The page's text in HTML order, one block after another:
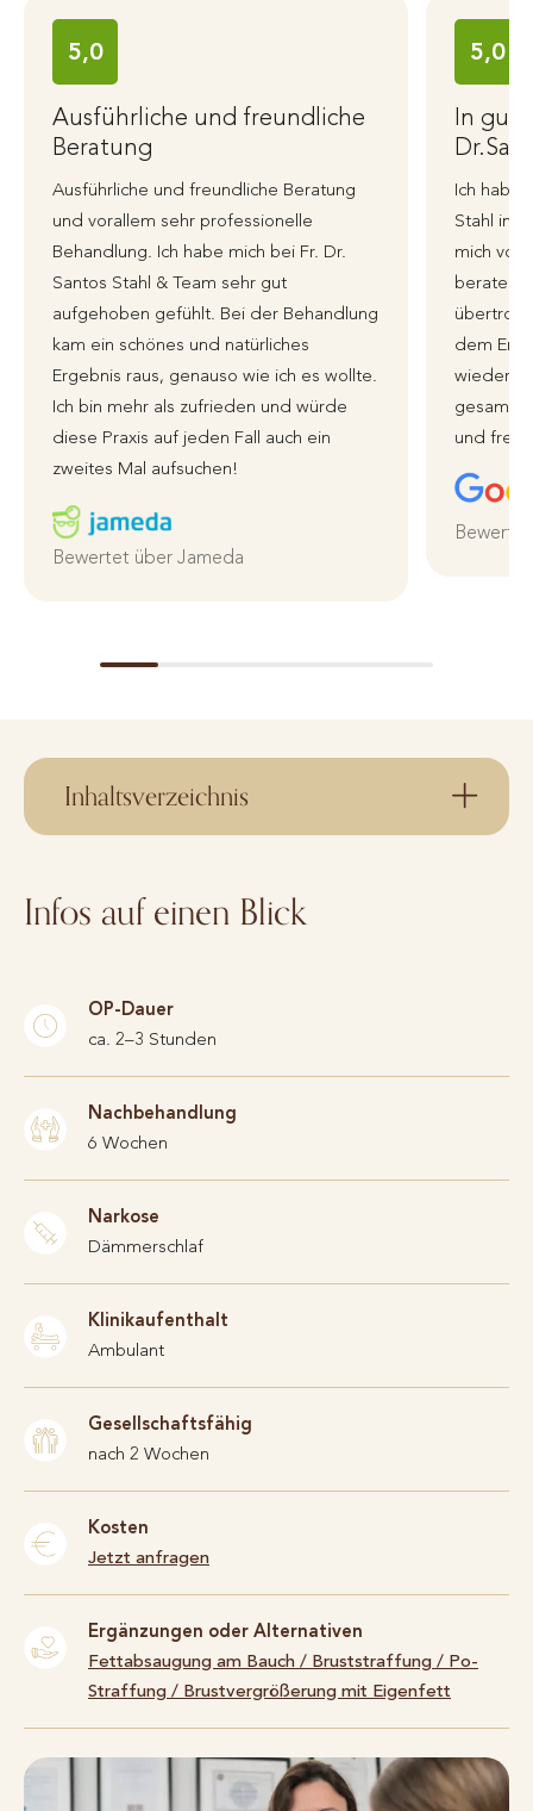
5,0
Ausführliche und freundliche
Beratung
Ausführliche und freundliche Beratung
und vorallem sehr professionelle
Behandlung. Ich habe mich bei Fr. Dr.
Santos Stahl & Team sehr gut
aufgehoben gefühlt. Bei der Behandlung
kam ein schönes und natürliches
Ergebnis raus, genauso wie ich es wollte.
Ich bin mehr als zufrieden und würde
diese Praxis auf jeden Fall auch ein
zweites Mal aufsuchen!
Bewertet über Jameda
5,0
In
Ich habe
Stahl in
mich von
beraten
dem
wieder
gesamte
und
Inhaltsverzeichnis
Infos auf einen Blick
OP-Dauer
ca. 2–3 Stunden
Nachbehandlung
6 Wochen
Narkose
Dämmerschlaf
Klinikaufenthalt
Ambulant
Gesellschaftsfähig
nach 2 Wochen
Kosten
Jetzt anfragen
Ergänzungen oder Alternativen
Fettabsaugung am Bauch / Bruststraffung / Po-
Straffung / Brustvergrößerung mit Eigenfett